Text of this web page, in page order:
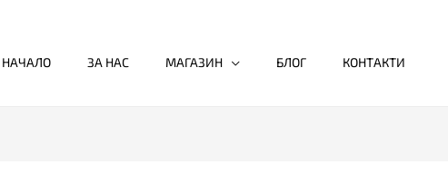
НАЧАЛО ЗА НАС МАГАЗИН БЛОГ КОНТАКТИ